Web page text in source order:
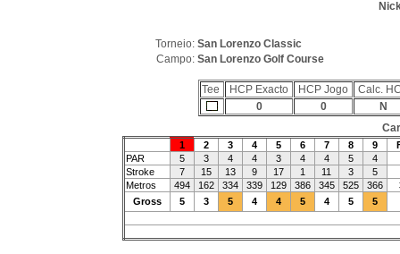
Torneio: San Lorenzo Classic
Campo: San Lorenzo Golf Course
Tee HCP Exacto HCP Jogo
Calc.
0
0
N
1 2 3 4 5 6 7 8 9
PAR
5 3 4 4 3 4 4 5
4
Stroke
7 15 13 9 17 1 11 3
5
Metros
494 162 334 339 129 386 345 525 366
Gross
5 3 5 4 4 5 4 5 5